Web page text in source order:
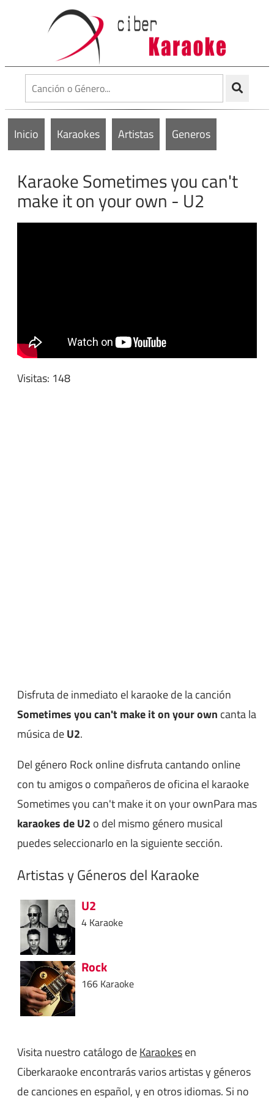
Inicio Karaokes Artistas Generos
Karaoke Sometimes you can't
make it on your own - U2
Visitas: 148
Disfruta de inmediato el karaoke de la canción
Sometimes you can't make it on your own canta la
música deU2.
Del género Rock online disfruta cantando online
con tu amigos o compañeros de oficina el karaoke
Sometimes you can't make it on your ownPara mas
karaokes de U2 o del mismo género musical
puedes seleccionarlo en la siguiente sección.
Artistas y Géneros del Karaoke
U2
4 Karaoke
Rock
166 Karaoke
Visita nuestro catálogo deKaraokesen
Ciberkaraoke encontrarás varios artistas y géneros
de canciones en español, y en otros idiomas. Si no